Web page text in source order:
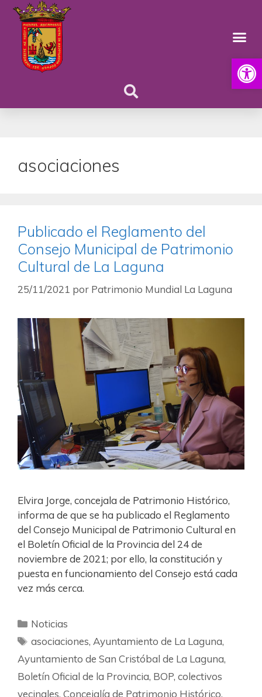
Abrir
asociaciones
Publicado el Reglamento del
Consejo Municipal de Patrimonio
Cultural de La Laguna
25/11/2021 por Patrimonio Mundial La Laguna
Elvira Jorge, concejala de Patrimonio Histórico,
informa de que se ha publicado el Reglamento
del Consejo Municipal de Patrimonio Cultural en
el Boletín Oficial de la Provincia del 24 de
noviembre de 2021; por ello, la constitución y
puesta en funcionamiento del Consejo está cada
vez más cerca.
Noticias
asociaciones, Ayuntamiento de La Laguna,
Ayuntamiento de San Cristóbal de La Laguna,
Boletín Oficial de la Provincia, BOP, colectivos
vecinales, Concejalía de Patrimonio Histórico,